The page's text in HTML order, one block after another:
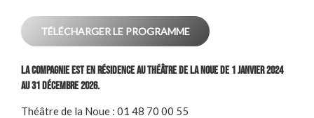
TÉLÉCHARGER LE PROGRAMME
La compagnie est en résidence au Théâtre de la Noue de 1 janvier 2024
au 31 décembre 2026.
Théâtre de la Noue : 01 48 70 00 55